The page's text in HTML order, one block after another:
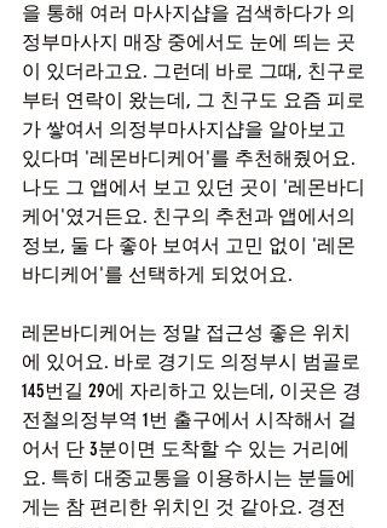
을 통해 여러 마사지샵을 검색하다가 의
정부마사지 매장 중에서도 눈에 띄는 곳
이 있더라고요. 그런데 바로 그때, 친구로
부터 연락이 왔는데, 그 친구도 요즘 피로
가 쌓여서 의정부마사지샵을 알아보고
있다며 '레몬바디케어'를 추천해줬어요.
나도 그 앱에서 보고 있던 곳이 '레몬바디
케어'였거든요. 친구의 추천과 앱에서의
정보, 둘 다 좋아 보여서 고민 없이 '레몬
바디케어'를 선택하게 되었어요.
레몬바디케어는 정말 접근성 좋은 위치
에 있어요. 바로 경기도 의정부시 범골로
145번길 29에 자리하고 있는데, 이곳은 경
전철의정부역 1번 출구에서 시작해서 걸
어서 단 3분이면 도착할 수 있는 거리에
요. 특히 대중교통을 이용하시는 분들에
게는 참 편리한 위치인 것 같아요. 경전